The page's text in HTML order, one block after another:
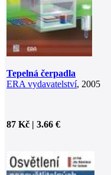
Tepelná čerpadla
ERA vydavatelství, 2005
87 Kč | 3.66 €